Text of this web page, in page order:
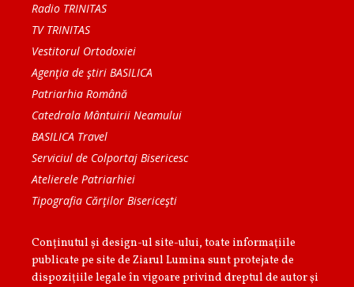
Radio TRINITAS
TV TRINITAS
Vestitorul Ortodoxiei
Agenţia de ştiri BASILICA
Patriarhia Română
Catedrala Mântuirii Neamului
BASILICA Travel
Serviciul de Colportaj Bisericesc
Atelierele Patriarhiei
Tipografia Cărţilor Bisericeşti
Conținutul și design-ul site-ului, toate informaţiile
publicate pe site de Ziarul Lumina sunt protejate de
dispoziţiile legale în vigoare privind dreptul de autor şi